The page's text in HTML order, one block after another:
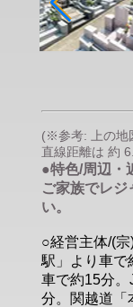
(※参考: 上の地
直線距離は 約
●特色/周辺・
ご家族でレジ
い。
○経営主体/(
駅」より車で
車で約15分
分。関越道「